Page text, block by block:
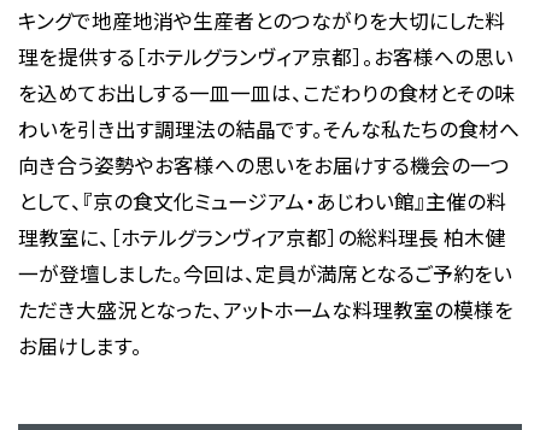
キングで地産地消や生産者とのつながりを大切にした料
理を提供する［ホテルグランヴィア京都］。お客様への思い
を込めてお出しする一皿一皿は、こだわりの食材とその味
わいを引き出す調理法の結晶です。そんな私たちの食材へ
向き合う姿勢やお客様への思いをお届けする機会の一つ
として、『京の食文化ミュージアム・あじわい館』主催の料
理教室に、［ホテルグランヴィア京都］の総料理長 柏木健
一が登壇しました。今回は、定員が満席となるご予約をい
ただき大盛況となった、アットホームな料理教室の模様を
お届けします。